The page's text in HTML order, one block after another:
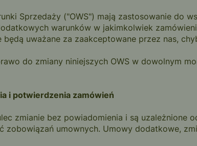
dostaw
historia
Sprzedaży ("OWS") mają zastosowanie
warunków w jakimkolwiek
uważane za zaakceptowane przez nas,
do zmiany niniejszych OWS w dowolnym
i potwierdzenia zamówień
zmianie bez powiadomienia i są
zobowiązań umownych. Umowy dodatkowe,